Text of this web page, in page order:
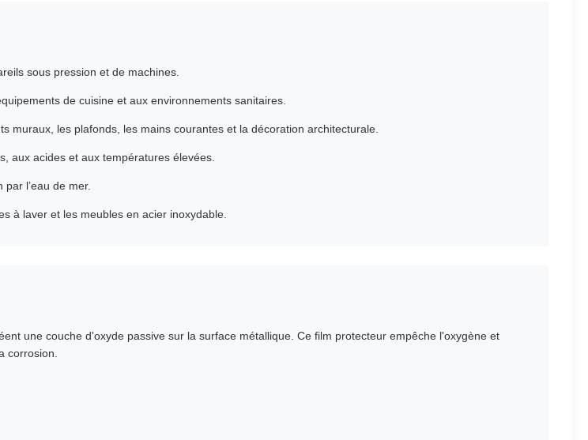
sous pression et de machines.
de cuisine et aux environnements sanitaires.
muraux, les plafonds, les mains courantes et la décoration architecturale.
aux acides et aux températures élevées.
l’eau de mer.
à laver et les meubles en acier inoxydable.
une couche d'oxyde passive sur la surface métallique. Ce film protecteur empêche l'oxygène et
corrosion.